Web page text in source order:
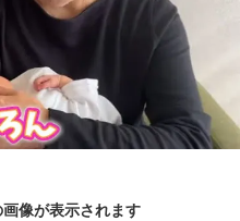
像が表示されます